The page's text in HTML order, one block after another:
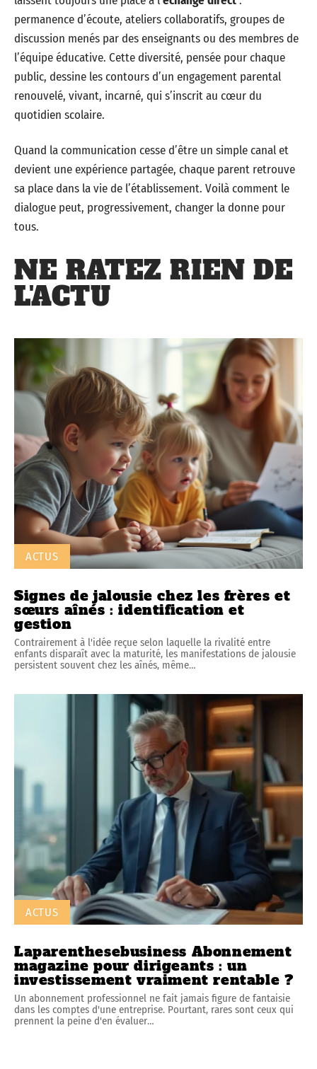
permanence d’écoute, ateliers collaboratifs, groupes de
discussion menés par des enseignants ou des membres de
l’équipe éducative. Cette diversité, pensée pour chaque
public, dessine les contours d’un engagement parental
renouvelé, vivant, incarné, qui s’inscrit au cœur du
quotidien scolaire.
Quand la communication cesse d’être un simple canal et
devient une expérience partagée, chaque parent retrouve
sa place dans la vie de l’établissement. Voilà comment le
dialogue peut, progressivement, changer la donne pour
tous.
NE RATEZ RIEN DE
L'ACTU
ACTUS
Signes de jalousie chez les frères et
sœurs aînés : identification et
gestion
Contrairement à l'idée reçue selon laquelle la rivalité entre
enfants disparaît avec la maturité, les manifestations de jalousie
persistent souvent chez les aînés, même…
ACTUS
Laparenthesebusiness Abonnement
magazine pour dirigeants : un
investissement vraiment rentable ?
Un abonnement professionnel ne fait jamais figure de fantaisie
dans les comptes d'une entreprise. Pourtant, rares sont ceux qui
prennent la peine d'en évaluer…